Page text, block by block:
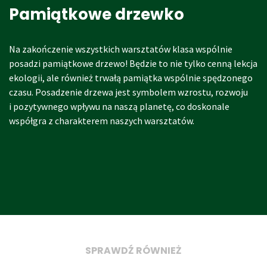
Pamiątkowe drzewko
Na zakończenie wszystkich warsztatów klasa wspólnie
posadzi pamiątkowe drzewo! Będzie to nie tylko cenną lekcja
ekologii, ale również trwałą pamiątka wspólnie spędzonego
czasu. Posadzenie drzewa jest symbolem wzrostu, rozwoju
i pozytywnego wpływu na naszą planetę, co doskonale
współgra z charakterem naszych warsztatów.
SPRAWDŹ RÓWNIEŻ